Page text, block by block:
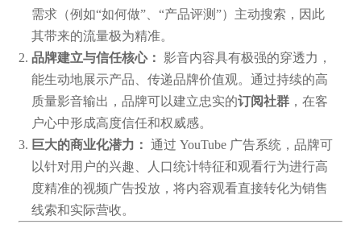
需求（例如“如何做”、“产品评测”）主动搜索，因此
其带来的流量极为精准。
品牌建立与信任核心： 影音内容具有极强的穿透力，
能生动地展示产品、传递品牌价值观。通过持续的高
质量影音输出，品牌可以建立忠实的订阅社群，在客
户心中形成高度信任和权威感。
巨大的商业化潜力： 通过 YouTube 广告系统，品牌可
以针对用户的兴趣、人口统计特征和观看行为进行高
度精准的视频广告投放，将内容观看直接转化为销售
线索和实际营收。